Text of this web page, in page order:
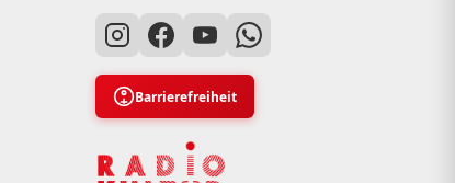
Barrierefreiheit